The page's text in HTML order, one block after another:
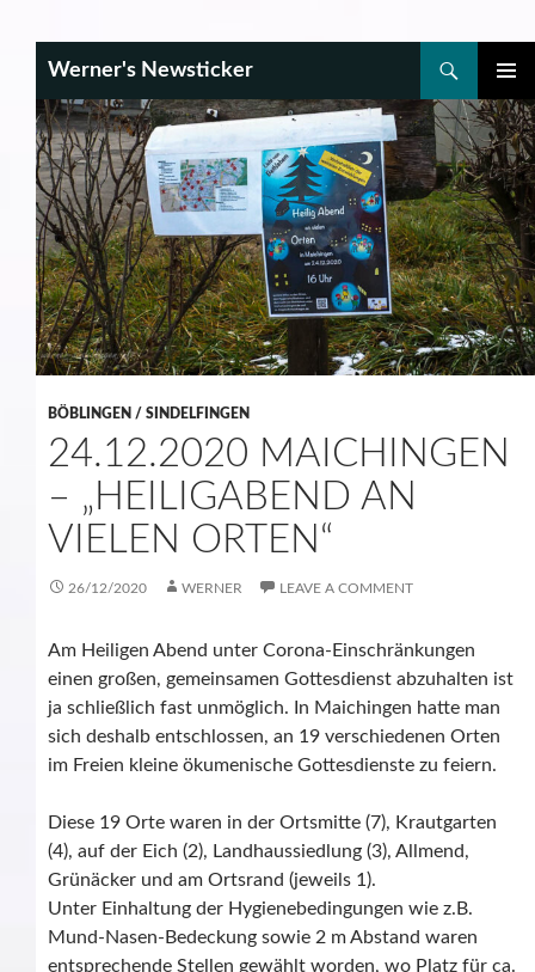
Werner's Newsticker
MENU
TO
CONTENT
BÖBLINGEN / SINDELFINGEN
24.12.2020 MAICHINGEN
– „HEILIGABEND AN
VIELEN ORTEN“
26/12/2020 WERNER LEAVE A COMMENT
Am Heiligen Abend unter Corona-Einschränkungen
einen großen, gemeinsamen Gottesdienst abzuhalten ist
ja schließlich fast unmöglich. In Maichingen hatte man
sich deshalb entschlossen, an 19 verschiedenen Orten
im Freien kleine ökumenische Gottesdienste zu feiern.
Diese 19 Orte waren in der Ortsmitte (7), Krautgarten
(4), auf der Eich (2), Landhaussiedlung (3), Allmend,
Grünäcker und am Ortsrand (jeweils 1).
Unter Einhaltung der Hygienebedingungen wie z.B.
Mund-Nasen-Bedeckung sowie 2 m Abstand waren
entsprechende Stellen gewählt worden, wo Platz für ca.